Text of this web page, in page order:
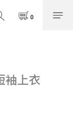
袖上衣